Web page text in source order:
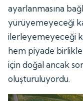
ayarlanmasına
yürüyemeyeceği
ilerleyemeyeceği
hem piyade
için doğal ancak
oluşturuluyordu.